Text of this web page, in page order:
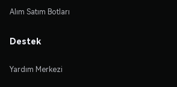
Alım Satım Botları
Destek
Yardım Merkezi